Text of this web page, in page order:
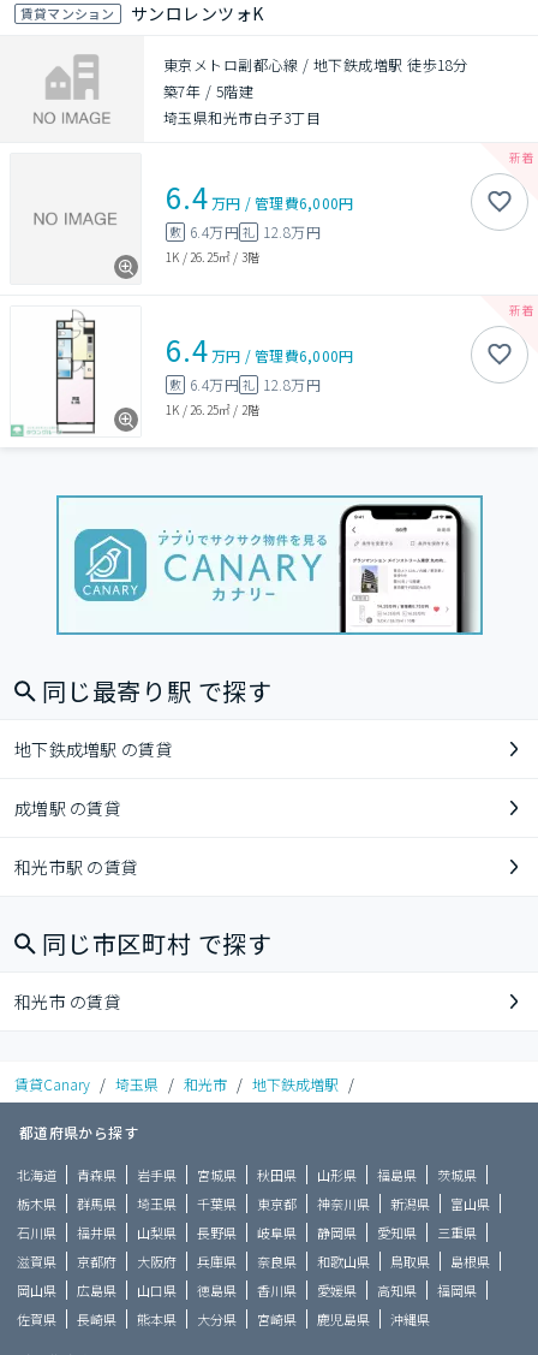
賃貸マンション サンロレンツォK
東京メトロ副都心線 / 地下鉄成増駅 徒歩18分
築7年 / 5階建
埼玉県和光市白子3丁目
6.4万円 /管理費6,000円
敷 6.4万円礼 12.8万円
1K / 26.25㎡ / 3階
6.4万円 /管理費6,000円
敷 6.4万円礼 12.8万円
1K / 26.25㎡ / 2階
同じ最寄り駅 で探す
地下鉄成増駅 の賃貸
成増駅 の賃貸
和光市駅 の賃貸
同じ市区町村 で探す
和光市 の賃貸
賃貸Canary / 埼玉県 / 和光市 / 地下鉄成増駅 /
都道府県から探す
北海道 青森県 岩手県 宮城県 秋田県 山形県 福島県
茨城県
栃木県
群馬県 埼玉県 千葉県 東京都 神奈川県 新潟県
富山県
石川県
福井県 山梨県 長野県 岐阜県 静岡県 愛知県
三重県
滋賀県
京都府 大阪府 兵庫県 奈良県 和歌山県 鳥取県
島根県
岡山県
広島県 山口県 徳島県 香川県 愛媛県 高知県
福岡県
佐賀県
長崎県 熊本県 大分県 宮崎県 鹿児島県 沖縄県